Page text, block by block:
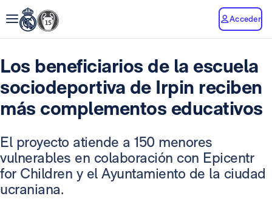
Acceder
Los beneficiarios de la escuela
sociodeportiva de Irpin reciben
más complementos educativos
El proyecto atiende a 150 menores
vulnerables en colaboración con Epicentr
for Children y el Ayuntamiento de la ciudad
ucraniana.